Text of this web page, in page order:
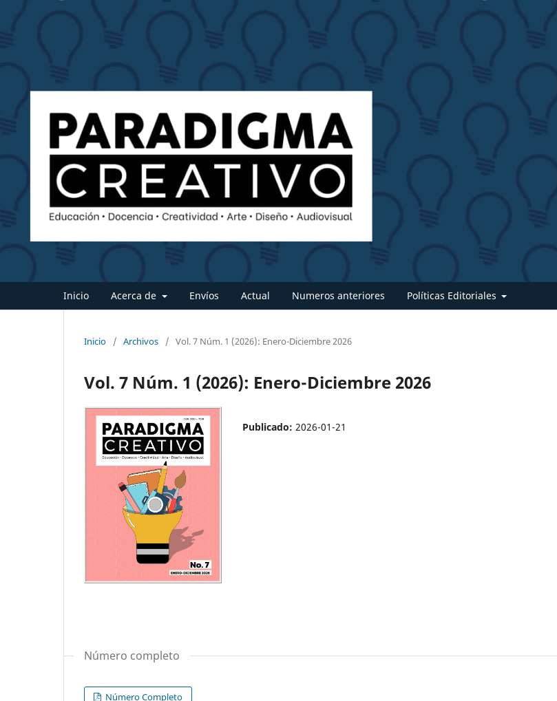
Inicio Acerca de Envíos Actual Numeros anteriores Políticas Editoriales
Inicio / Archivos / Vol. 7 Núm. 1 (2026): Enero-Diciembre 2026
Vol. 7 Núm. 1 (2026): Enero-Diciembre 2026
Publicado: 2026-01-21
Número completo
Número Completo